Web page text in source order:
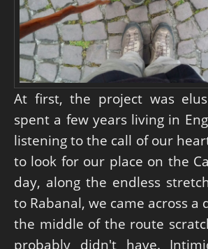
At first, the project was
spent a few years living in
listening to the call of our
to look for our place on the
day, along the endless
to Rabanal, we came across a
the middle of the route
probably didn't have.